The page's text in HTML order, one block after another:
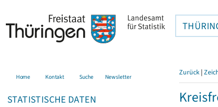
Home Kontakt Suche Newsletter
STATISTISCHE DATEN
Zurück |